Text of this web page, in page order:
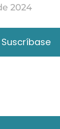
2024
Suscríbase